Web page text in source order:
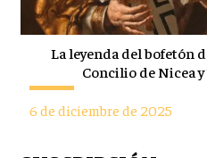
La leyenda del bofetón
Concilio de Nicea
6 de diciembre de 2025